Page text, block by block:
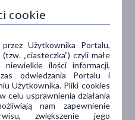
Ci się
dawkę
aplikację. Stwórz
Przypomnimy Ci
wziąć lek.
w
cookie
Użytkownika Portalu,
„ciasteczka”) czyli małe
ilości informacji,
odwiedzania Portalu i
Użytkownika. Pliki cookies
celu usprawnienia działania
nam zapewnienie
zwiększenie jego